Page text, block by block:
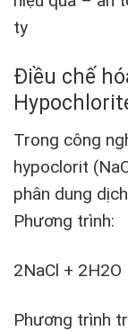
ty
Điều chế
Trong công
hypoclorit
phân dung
Phương trình:
2NaCl + 2H2
Phương trình